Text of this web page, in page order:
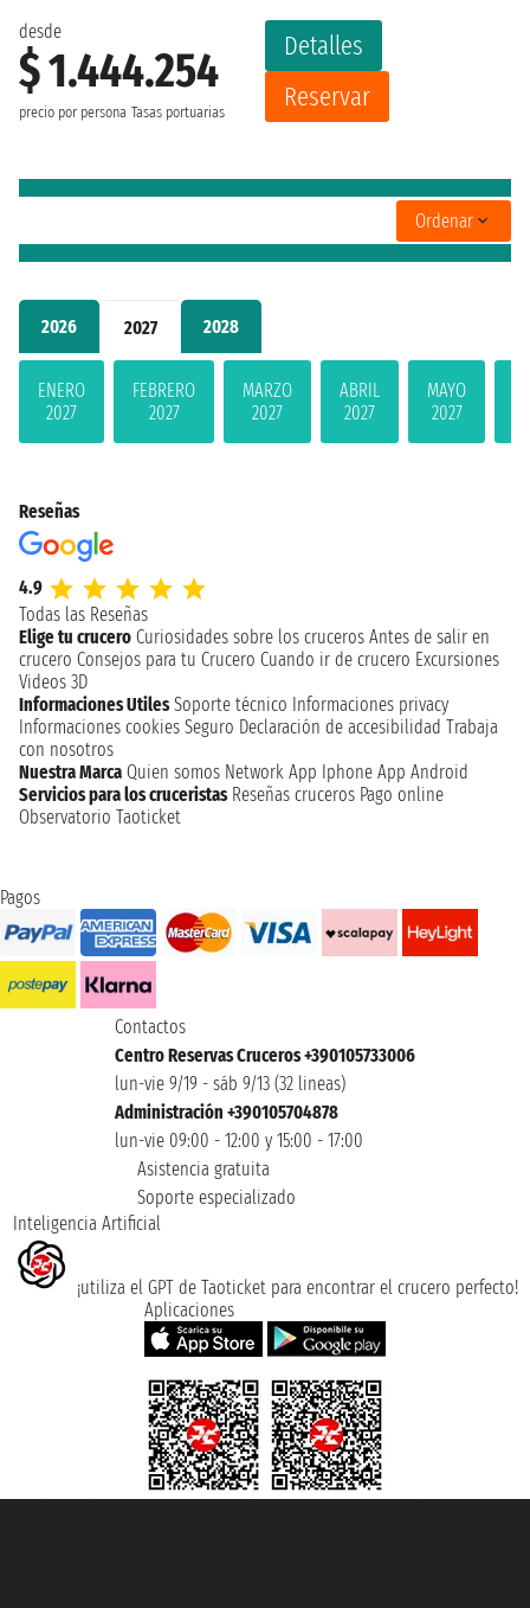
2026 2027 2028
ENERO
2027
FEBRERO
2027
MARZO
2027
ABRIL
2027
MAYO
2027
desde
$ 1.444.254
precio por persona Tasas portuarias
Detalles
Reservar
Ordenar
Reseñas
4.9
Todas las Reseñas
Elige tu crucero Curiosidades sobre los cruceros Antes de salir en
crucero Consejos para tu Crucero Cuando ir de crucero Excursiones
Videos 3D
Informaciones Utiles Soporte técnico Informaciones privacy
Informaciones cookies Seguro Declaración de accesibilidad Trabaja
con nosotros
Nuestra Marca Quien somos Network App Iphone App Android
Servicios para los cruceristas Reseñas cruceros Pago online
Observatorio Taoticket
Pagos
Contactos
Centro Reservas Cruceros +390105733006
lun-vie 9/19 - sáb 9/13 (32 lineas)
Administración +390105704878
lun-vie 09:00 - 12:00 y 15:00 - 17:00
Asistencia gratuita
Soporte especializado
Inteligencia Artificial
¡utiliza el GPT de Taoticket para encontrar el crucero perfecto!
Aplicaciones